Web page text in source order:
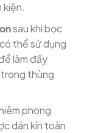
kiện.
sau khi bọc
thể sử dụng
làm đầy
thùng
phong
dán kín toàn